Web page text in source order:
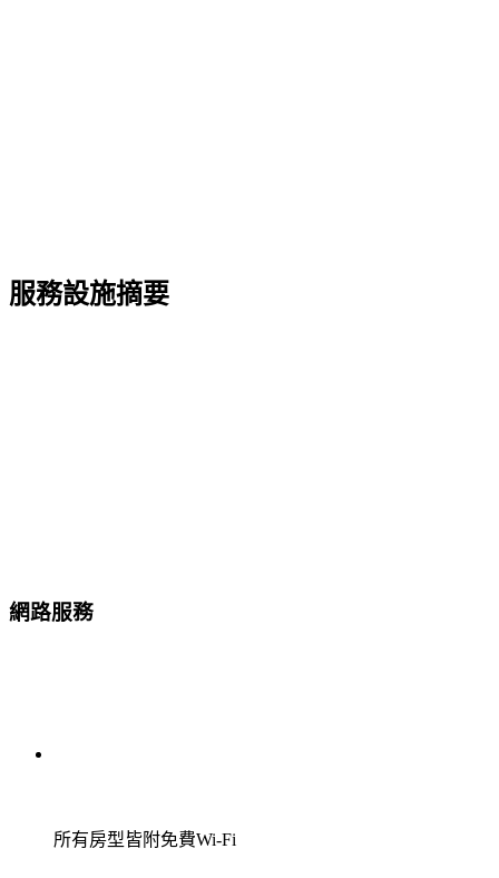
服務設施摘要
網路服務
所有房型皆附免費Wi-Fi